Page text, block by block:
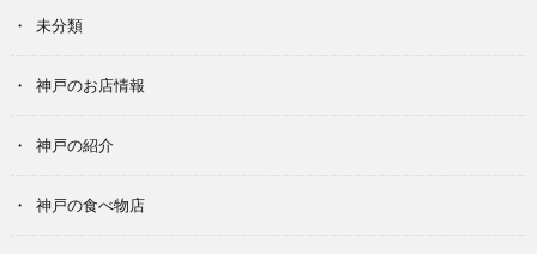
未分類
神戸のお店情報
神戸の紹介
神戸の食べ物店